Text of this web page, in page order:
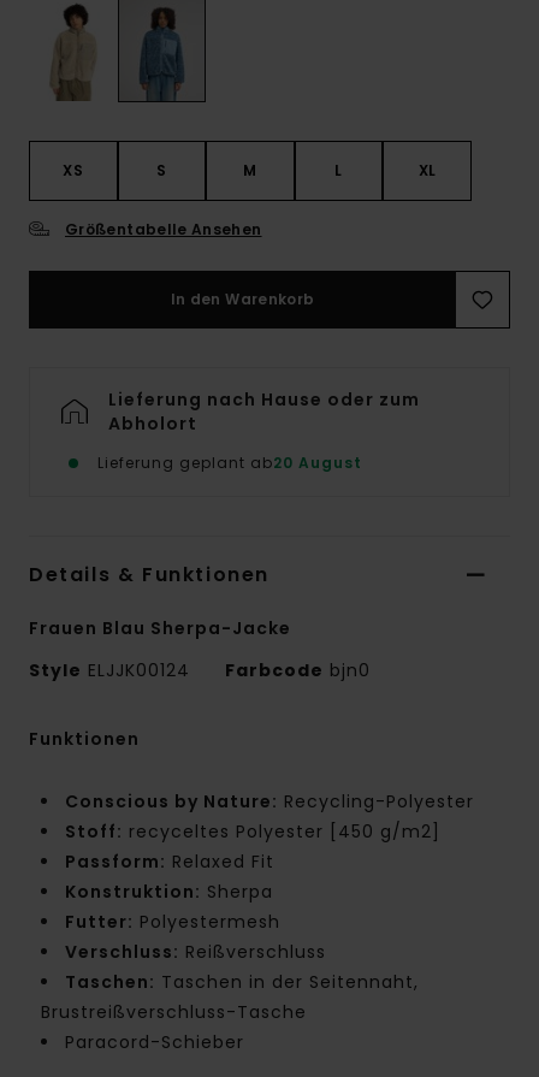
XS S M L XL
Größentabelle Ansehen
In den Warenkorb
Lieferung nach Hause oder zum
Abholort
Lieferung geplant ab20 August
Details & Funktionen
Frauen Blau Sherpa-Jacke
Style ELJJK00124 Farbcode bjn0
Funktionen
Conscious by Nature: Recycling-Polyester
Stoff: recyceltes Polyester [450 g/m2]
Passform: Relaxed Fit
Konstruktion: Sherpa
Futter: Polyestermesh
Verschluss: Reißverschluss
Taschen: Taschen in der Seitennaht,
Brustreißverschluss-Tasche
Paracord-Schieber